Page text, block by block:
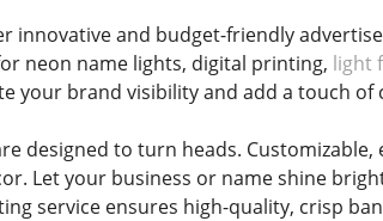
innovative and budget-friendly
neon name lights, digital printing, light
your brand visibility and add a touch of
designed to turn heads.
Let your business or name shine
service ensures high-quality, crisp